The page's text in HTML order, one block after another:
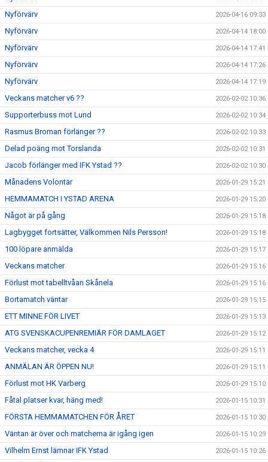
Nyförvärv 2026-04-16 09:33
Nyförvärv 2026-04-14 18:00
Nyförvärv 2026-04-14 17:41
Nyförvärv 2026-04-14 17:26
Nyförvärv 2026-04-14 17:19
Veckans matcher v6 ?? 2026-02-02 10:36
Supporterbuss mot Lund 2026-02-02 10:34
Rasmus Broman förlänger ?? 2026-02-02 10:33
Delad poäng mot Torslanda 2026-02-02 10:31
Jacob förlänger med IFK Ystad ?? 2026-02-02 10:30
Månadens Volontär 2026-01-29 15:21
HEMMAMATCH I YSTAD ARENA 2026-01-29 15:20
Något är på gång 2026-01-29 15:18
Lagbygget fortsätter, Välkommen Nils Persson! 2026-01-29 15:18
100 löpare anmälda 2026-01-29 15:17
Veckans matcher 2026-01-29 15:16
Förlust mot tabelltvåan Skånela 2026-01-29 15:16
Bortamatch väntar 2026-01-29 15:15
ETT MINNE FÖR LIVET 2026-01-29 15:13
ATG SVENSKACUPENREMIÄR FÖR DAMLAGET 2026-01-29 15:12
Veckans matcher, vecka 4 2026-01-29 15:11
ANMÄLAN ÄR ÖPPEN NU! 2026-01-29 15:11
Förlust mot HK Varberg 2026-01-29 15:10
Fåtal platser kvar, häng med! 2026-01-15 10:31
FÖRSTA HEMMAMATCHEN FÖR ÅRET 2026-01-15 10:30
Väntan är över och matcherna är igång igen 2026-01-15 10:29
Vilhelm Ernst lämnar IFK Ystad 2026-01-15 10:26